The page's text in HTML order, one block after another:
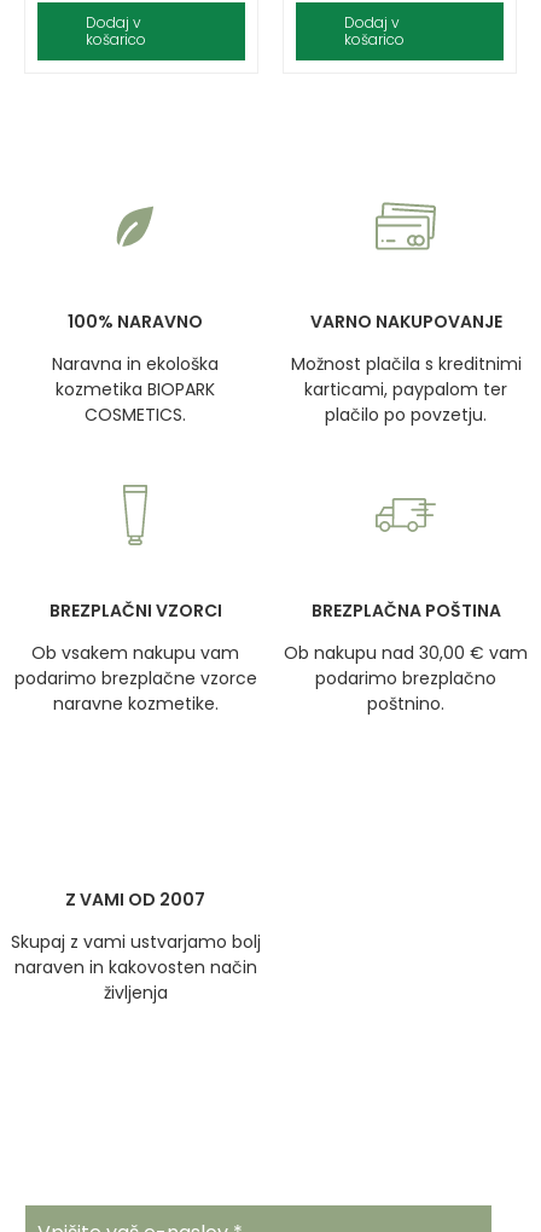
Dodaj v
košarico
Dodaj v
košarico
100% NARAVNO
Naravna in ekološka
kozmetika BIOPARK
COSMETICS.
VARNO NAKUPOVANJE
Možnost plačila s kreditnimi
karticami, paypalom ter
plačilo po povzetju.
BREZPLAČNI VZORCI
Ob vsakem nakupu vam
podarimo brezplačne vzorce
naravne kozmetike.
BREZPLAČNA POŠTINA
Ob nakupu nad 30,00 € vam
podarimo brezplačno
poštnino.
Z VAMI OD 2007
Skupaj z vami ustvarjamo bolj
naraven in kakovosten način
življenja